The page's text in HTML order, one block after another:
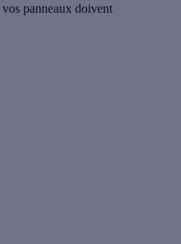
panneaux doivent